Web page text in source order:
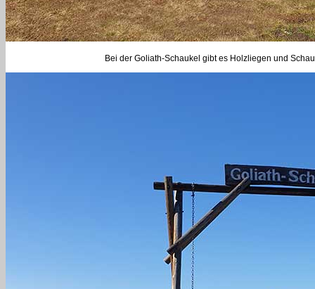
Bei der Goliath-Schaukel gibt es Holzliegen und